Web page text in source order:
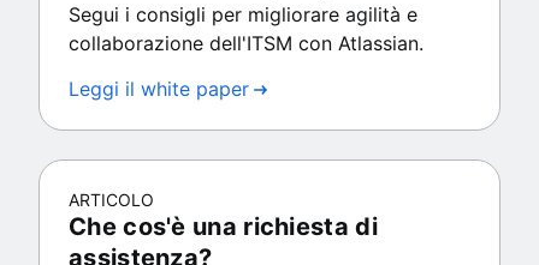
Segui i consigli per migliorare agilità e
collaborazione dell'ITSM con Atlassian.
Leggi il white paper
ARTICOLO
Che cos'è una richiesta di
assistenza?